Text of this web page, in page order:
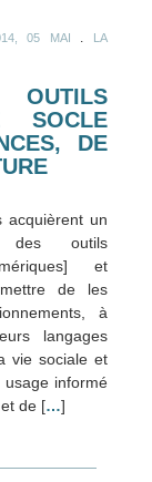
05 MAI
LA
SOCLE
DE
acquièrent un
des outils
et
de les
à
langages
vie sociale et
informé
de […]